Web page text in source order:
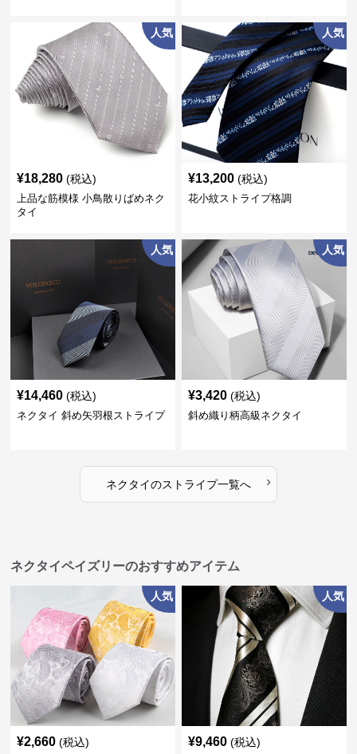
人気
¥18,280 (税込)
上品な筋模様 小鳥散りばめネク
タイ
人気
¥13,200 (税込)
花小紋ストライプ格調
人気
¥14,460 (税込)
ネクタイ 斜め矢羽根ストライプ
人気
¥3,420 (税込)
斜め織り柄高級ネクタイ
ネクタイのストライプ一覧へ ›
ネクタイペイズリーのおすすめアイテム
人気
¥2,660 (税込)
人気
¥9,460 (税込)